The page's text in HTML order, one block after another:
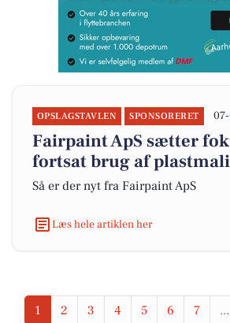
OPSLAGSTAVLEN SPONSORERET
Fairpaint ApS sætter
fortsat brug af
Så er der nyt fra Fairpaint ApS
Læs hele artiklen her
1 2 3 4 5 6 7 ...